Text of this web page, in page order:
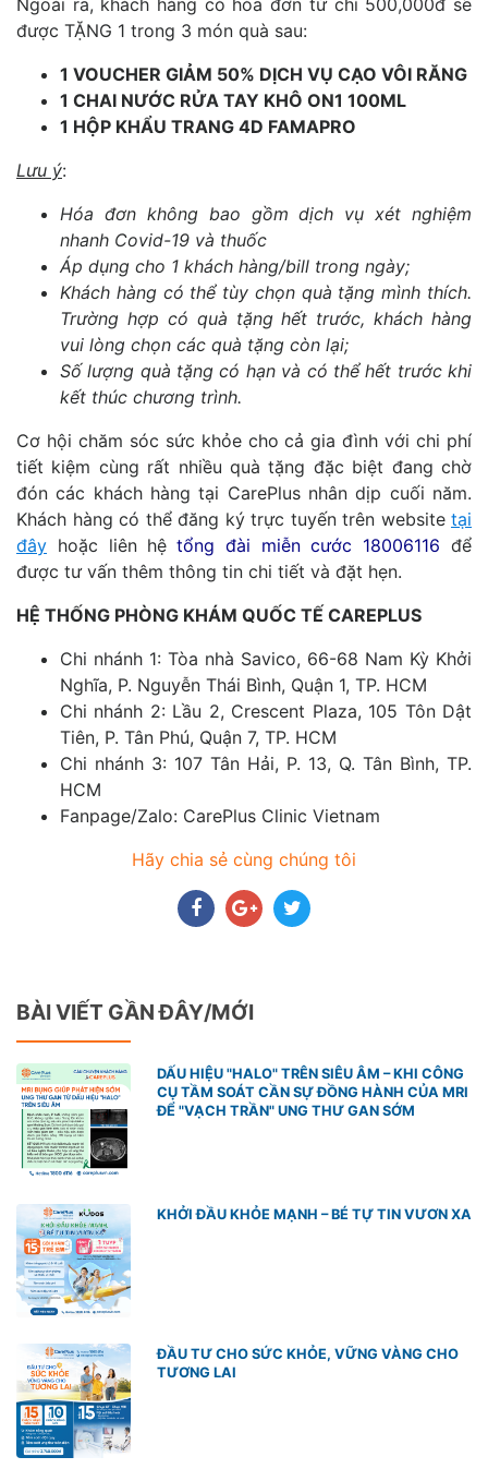
Ngoài ra, khách hàng có hóa đơn từ chỉ 500,000đ sẽ
được TẶNG 1 trong 3 món quà sau:
1 VOUCHER GIẢM 50% DỊCH VỤ CẠO VÔI RĂNG
1 CHAI NƯỚC RỬA TAY KHÔ ON1 100ML
1 HỘP KHẨU TRANG 4D FAMAPRO
Lưu ý:
Hóa đơn không bao gồm dịch vụ xét nghiệm
nhanh Covid-19 và thuốc
Áp dụng cho 1 khách hàng/bill trong ngày;
Khách hàng có thể tùy chọn quà tặng mình thích.
Trường hợp có quà tặng hết trước, khách hàng
vui lòng chọn các quà tặng còn lại;
Số lượng quà tặng có hạn và có thể hết trước khi
kết thúc chương trình.
Cơ hội chăm sóc sức khỏe cho cả gia đình với chi phí
tiết kiệm cùng rất nhiều quà tặng đặc biệt đang chờ
đón các khách hàng tại CarePlus nhân dịp cuối năm.
Khách hàng có thể đăng ký trực tuyến trên website tại
đây hoặc liên hệ tổng đài miễn cước 18006116 để
được tư vấn thêm thông tin chi tiết và đặt hẹn.
HỆ THỐNG PHÒNG KHÁM QUỐC TẾ CAREPLUS
Chi nhánh 1: Tòa nhà Savico, 66-68 Nam Kỳ Khởi
Nghĩa, P. Nguyễn Thái Bình, Quận 1, TP. HCM
Chi nhánh 2: Lầu 2, Crescent Plaza, 105 Tôn Dật
Tiên, P. Tân Phú, Quận 7, TP. HCM
Chi nhánh 3: 107 Tân Hải, P. 13, Q. Tân Bình, TP.
HCM
Fanpage/Zalo: CarePlus Clinic Vietnam
Hãy chia sẻ cùng chúng tôi
BÀI VIẾT GẦN ĐÂY/MỚI
DẤU HIỆU "HALO" TRÊN SIÊU ÂM – KHI CÔNG
CỤ TẦM SOÁT CẦN SỰ ĐỒNG HÀNH CỦA MRI
ĐỂ "VẠCH TRẦN" UNG THƯ GAN SỚM
KHỞI ĐẦU KHỎE MẠNH – BÉ TỰ TIN VƯƠN XA
ĐẦU TƯ CHO SỨC KHỎE, VỮNG VÀNG CHO
TƯƠNG LAI